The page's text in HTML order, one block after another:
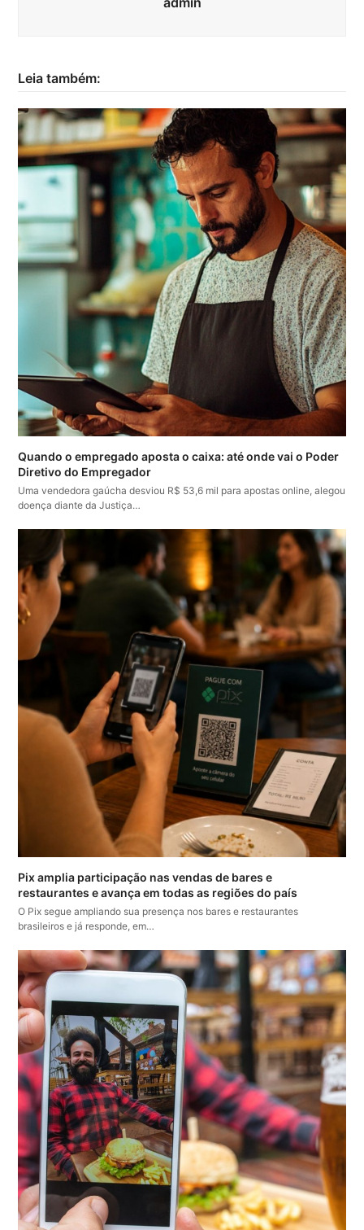
Leia também:
Quando o empregado aposta o caixa: até onde vai o Poder
Diretivo do Empregador
Uma vendedora gaúcha desviou R$ 53,6 mil para apostas online, alegou
doença diante da Justiça…
Pix amplia participação nas vendas de bares e
restaurantes e avança em todas as regiões do país
O Pix segue ampliando sua presença nos bares e restaurantes
brasileiros e já responde, em…